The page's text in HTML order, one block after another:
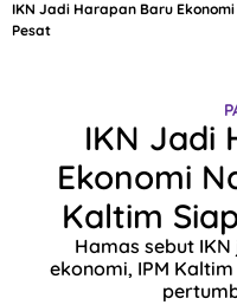
IKN Jadi Harapan Baru
Pesat
IKN Jadi
Ekonomi
Kaltim
Hamas sebut
ekonomi, IPM